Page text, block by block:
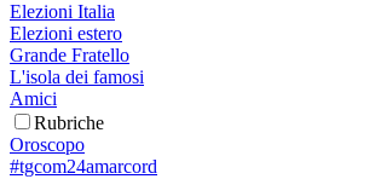
Elezioni Italia
Elezioni estero
Grande Fratello
L'isola dei famosi
Amici
Rubriche
Oroscopo
#tgcom24amarcord